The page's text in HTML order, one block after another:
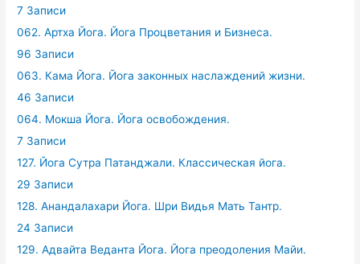
7 Записи
062. Артха Йога. Йога Процветания и Бизнеса.
96 Записи
063. Кама Йога. Йога законных наслаждений жизни.
46 Записи
064. Мокша Йога. Йога освобождения.
7 Записи
127. Йога Сутра Патанджали. Классическая йога.
29 Записи
128. Анандалахари Йога. Шри Видья Мать Тантр.
24 Записи
129. Адвайта Веданта Йога. Йога преодоления Майи.